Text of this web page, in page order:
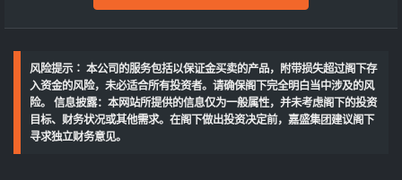
风险提示∶ 本公司的服务包括以保证金买卖的产品，附带损失超过阁下存
入资金的风险，未必适合所有投资者。请确保阁下完全明白当中涉及的风
险。 信息披露：本网站所提供的信息仅为一般属性，并未考虑阁下的投资
目标、财务状况或其他需求。在阁下做出投资决定前，嘉盛集团建议阁下
寻求独立财务意见。